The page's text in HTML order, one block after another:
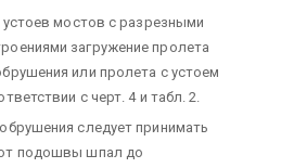
мостов с разрезными
загружение пролета
или пролета с устоем
с черт. 4 и табл. 2.
следует принимать
подошвы шпал до